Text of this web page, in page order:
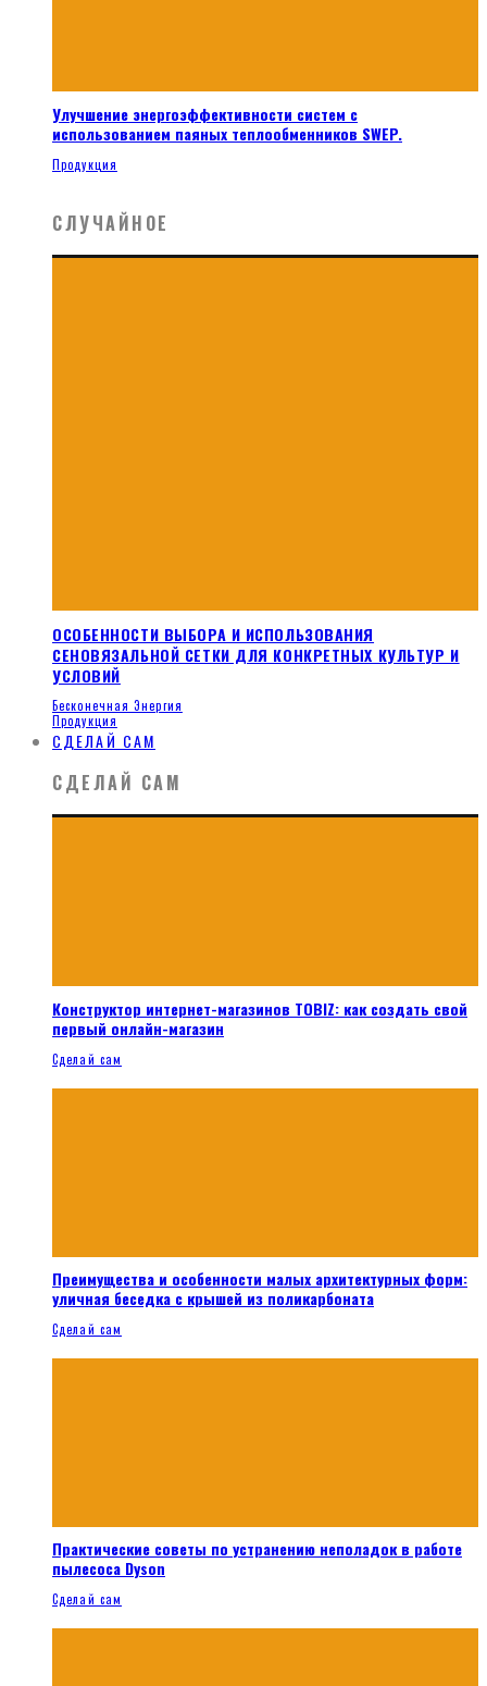
Улучшение энергоэффективности систем с
использованием паяных теплообменников SWEP.
Продукция
СЛУЧАЙНОЕ
ОСОБЕННОСТИ ВЫБОРА И ИСПОЛЬЗОВАНИЯ
СЕНОВЯЗАЛЬНОЙ СЕТКИ ДЛЯ КОНКРЕТНЫХ КУЛЬТУР И
УСЛОВИЙ
Бесконечная Энергия
Продукция
СДЕЛАЙ САМ
СДЕЛАЙ САМ
Конструктор интернет-магазинов TOBIZ: как создать свой
первый онлайн-магазин
Сделай сам
Преимущества и особенности малых архитектурных форм:
уличная беседка с крышей из поликарбоната
Сделай сам
Практические советы по устранению неполадок в работе
пылесоса Dyson
Сделай сам